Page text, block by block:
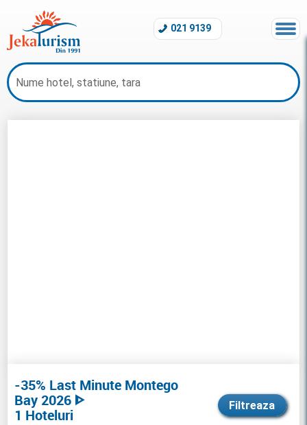
021 9139
-35% Last Minute Montego
Bay 2026 ᐈ
1 Hoteluri
Filtreaza